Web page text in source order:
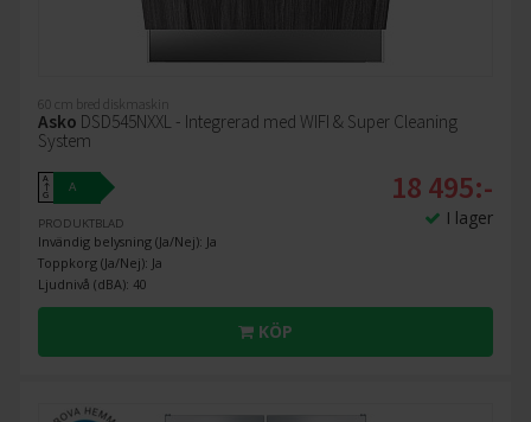
60 cm bred diskmaskin
Asko DSD545NXXL - Integrerad med WIFI & Super Cleaning
System
A
↑
G
A
PRODUKTBLAD
Invändig belysning (Ja/Nej): Ja
Toppkorg (Ja/Nej): Ja
Ljudnivå (dBA): 40
18 495:-
I lager
KÖP